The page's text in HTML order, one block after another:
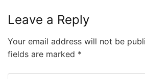
Leave a Reply
Your email address will not be
fields are marked *